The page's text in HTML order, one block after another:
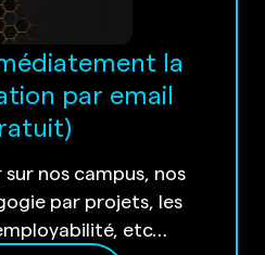
la
par email
nos campus, nos
par projets, les
etc…